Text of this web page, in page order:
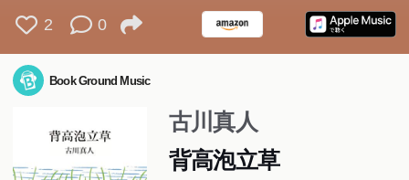
2 0
Book Ground Music
古川真人
背高泡立草